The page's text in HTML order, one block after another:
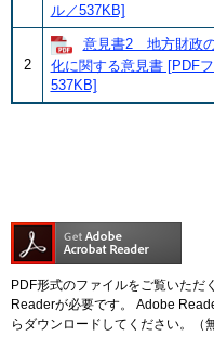
ル／537KB]
2
意見書2 地方財政
化に関する意見書 [PDF
537KB]
PDF形式のファイルをご覧いた
Readerが必要です。
Adobe
らダウンロードしてください。（